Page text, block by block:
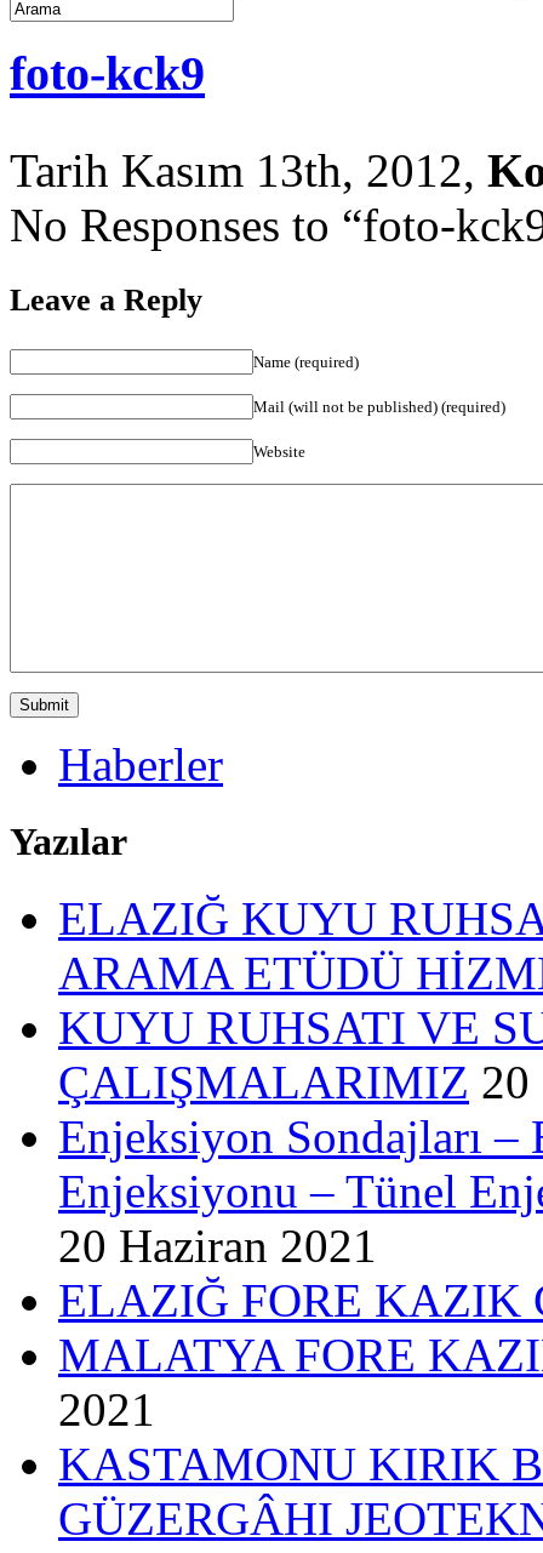
foto-kck9
Tarih Kasım 13th, 2012,
No Responses to “foto-
Leave a Reply
Name (required)
Mail (will not be published) (required)
Website
Haberler
Yazılar
ELAZIĞ KUYU
ARAMA ETÜDÜ
KUYU RUHSATI VE
ÇALIŞMALARIMIZ 20
Enjeksiyon Sondajları
Enjeksiyonu – Tünel
20 Haziran 2021
ELAZIĞ FORE
MALATYA FORE
2021
KASTAMONU KIRIK
GÜZERGÂHI